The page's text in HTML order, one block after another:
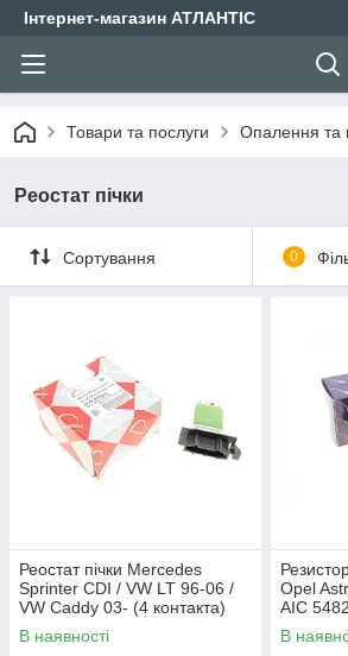
Інтернет-магазин АТЛАНТІС
Товари та послуги Опалення та
Реостат пічки
Сортування 0
Реостат пічки Mercedes
Sprinter CDI / VW LT 96-06 /
VW Caddy 03- (4 контакта)
Rotweiss RW82080
В наявності
Opel
AIC
В